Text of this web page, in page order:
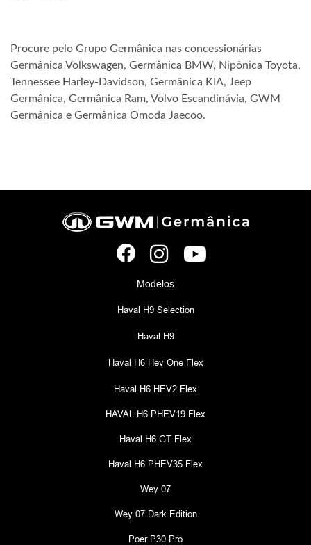
Procure pelo Grupo Germânica nas concessionárias
Germânica Volkswagen, Germânica BMW, Nipônica Toyota,
Tennessee Harley-Davidson, Germânica KIA, Jeep
Germânica, Germânica Ram, Volvo Escandinávia, GWM
Germânica e Germânica Omoda Jaecoo.
Modelos
Haval H9 Selection
Haval H9
Haval H6 Hev One Flex
Haval H6 HEV2 Flex
HAVAL H6 PHEV19 Flex
Haval H6 GT Flex
Haval H6 PHEV35 Flex
Wey 07
Wey 07 Dark Edition
Poer P30 Pro